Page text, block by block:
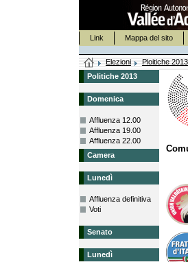
Link Mappa del sito
Elezioni Ploitiche 2013
Politiche 2013
Domenica
Affluenza 12.00
Affluenza 19.00
Affluenza 22.00
Camera
Lunedì
Affluenza definitiva
Voti
Senato
Lunedì